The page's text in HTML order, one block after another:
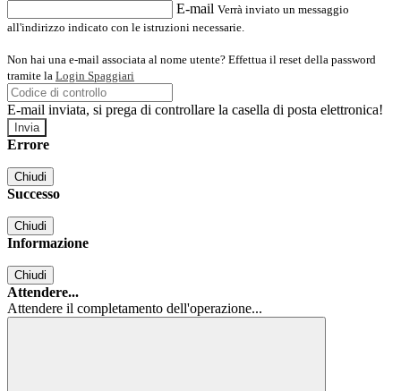
E-mail Verrà inviato un messaggio
all'indirizzo indicato con le istruzioni necessarie.
Non hai una e-mail associata al nome utente? Effettua il reset della password
tramite la Login Spaggiari
E-mail inviata, si prega di controllare la casella di posta elettronica!
Errore
Chiudi
Successo
Chiudi
Informazione
Chiudi
Attendere...
Attendere il completamento dell'operazione...